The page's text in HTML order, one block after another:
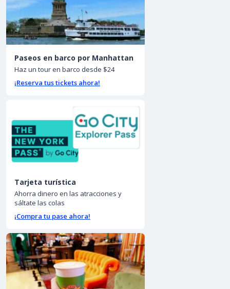
Paseos en barco por Manhattan
Haz un tour en barco desde $24
¡Reserva tus tickets ahora!
Tarjeta turística
Ahorra dinero en las atracciones y
sáltate las colas
¡Compra tu pase ahora!